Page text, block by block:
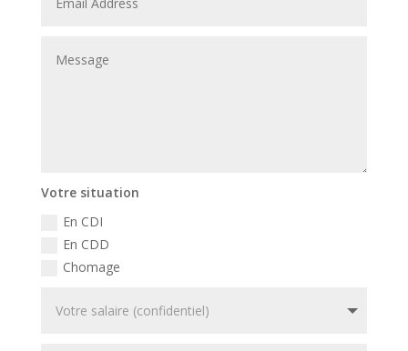
Votre situation
En CDI
En CDD
Chomage